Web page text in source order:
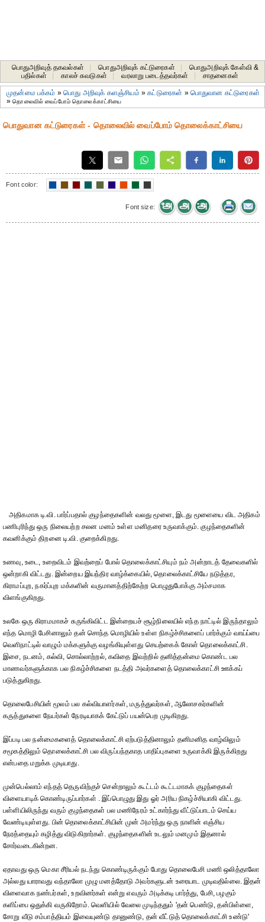
பொதுஅறிவுத் தகவல்கள் பொதுஅறிவுக் கட்டுரைகள்
பொதுஅறிவுக் கேள்வி &
பதில்கள்
காலச் சுவடுகள் வரலாறு படைத்தவர்கள் சாதனைகள்‎
முதன்மை பக்கம் »பொது அறிவுக் களஞ்சியம் »கட்டுரைகள் » பொதுவான கட்டுரைகள்
»தொலைவில் வைப்போம் தொலைக்காட்சியை
பொதுவான கட்டுரைகள் - தொலைவில் வைப்போம் தொலைக்காட்சியை
Font color:
Font size:
அதிகமாக டி.வி. பார்ப்பதால் குழந்தைகளின் வலது மூளை, இடது மூளையை விட அதிகம்
பணிபுரிந்து ஒரு நிலையற்ற சலன மனம் உள்ள மனிதரை உருவாக்கும். குழந்தைகளின்
கவனிக்கும் திறனை டி.வி. குறைக்கிறது.
உணவு, உடை, உறைவிடம் இவற்றைப் போல் தொலைக்காட்சியும் நம் அன்றாடத் தேவைகளில்
ஒன்றாகி விட்டது. இன்றைய இயந்திர வாழ்க்கையில், தொலைக்காட்சியே நடுத்தர,
கிராமப்புற, நகர்ப்புற மக்களின் வருமானத்திற்கேற்ற பொழுதுபோக்கு அம்சமாக
விளங்குகிறது.
உலகே ஒரு கிராமமாகச் சுருங்கிவிட்ட இன்றையச் சூழ்நிலையில் எந்த நாட்டில் இருந்தாலும்
எந்த மொழி பேசினாலும் தன் சொந்த மொழியில் உள்ள நிகழ்ச்சிகளைப் பார்க்கும் வாய்ப்பை
வெளிநாட்டில் வாழும் மக்களுக்கு வழங்கியுள்ளது செயற்கைக் கோள் தொலைக்காட்சி.
இசை, நடனம், கல்வி, சொல்லாற்றல், கவிதை இவற்றில் தனித்தன்மை கொண்ட பல
மாணவர்களுக்காக பல நிகழ்ச்சிகளை நடத்தி அவர்களைத் தொலைக்காட்சி ஊக்கப்
படுத்துகிறது.
தொலைபேசியின் மூலம் பல கல்வியாளர்கள், மருத்துவர்கள், ஆலோசகர்களின்
கருத்துகளை நேயர்கள் நேரடியாகக் கேட்டுப் பயன்பெற முடிகிறது.
இப்படி பல நன்மைகளைத் தொலைக்காட்சி ஏற்படுத்தினாலும் தனிமனித வாழ்விலும்
சமூகத்திலும் தொலைக்காட்சி பல விருப்பந்தகாத பாதிப்புகளை உருவாக்கி இருக்கிறது
என்பதை மறுக்க முடியாது.
முன்பெல்லாம் எந்தத் தெருவிற்குச் சென்றாலும் கூட்டம் கூட்டமாகக் குழந்தைகள்
விளையாடிக் கொண்டிருப்பார்கள் . இப்பொழுது இது ஓர் அரிய நிகழ்ச்சியாகி விட்டது.
பள்ளியிலிருந்து வரும் குழந்தைகள் பல மணிநேரம் உட்கார்ந்து வீட்டுப்பாடம் செய்ய
வேண்டியுள்ளது. பின் தொலைக்காட்சியின் முன் அமர்ந்து ஒரு நாளின் எஞ்சிய
நேரத்தையும் கழித்து விடுகிறார்கள். குழந்தைகளின் உடலும் மனமும் இதனால்
சோர்வடைகின்றன.
ஏதாவது ஒரு மெகா சீரியல் நடந்து கொண்டிருக்கும் போது தொலைபேசி மணி ஒலித்தாலோ
அல்லது யாராவது வந்தாலோ முழு மனத்தோடு அவர்களுடன் உரையாட முடிவதில்லை. இதன்
விளைவாக நண்பர்கள், உறவினர்கள் என்று எவரும் அடிக்கடி பார்த்து, பேசி, பழகும்
களிப்பை ஒதுக்கி வருகிறோம். வெளியில் வேலை முடிந்ததும் 'தன் பெண்டு, தன்பிள்ளை,
சோறு வீடு சம்பாத்தியம் இவையுண்டு தானுண்டு, தன் வீட்டுத் தொலைக்காட்சி உண்டு'